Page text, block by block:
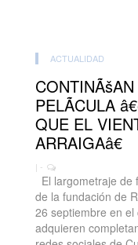
ACTUALIDAD
PELÃCULA
QUE EL
ARRAIGAâ€
| -
El largometraje de
de la fundación de
26 septiembre en
adquieren